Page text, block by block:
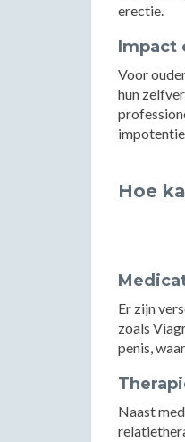
erectie.
Impact
Voor
hun
Hoe
Er zijn
zoals
penis,
Naast